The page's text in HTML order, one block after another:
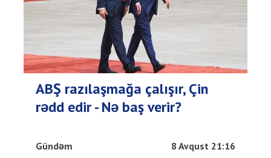
ABŞ razılaşmağa çalışır, Çin
rədd edir - Nə baş verir?
Gündəm 8 Avqust 21:16